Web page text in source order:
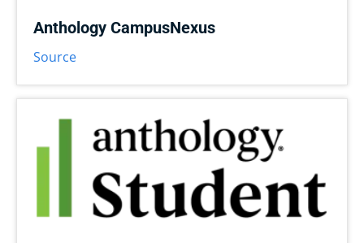
Anthology CampusNexus
Source